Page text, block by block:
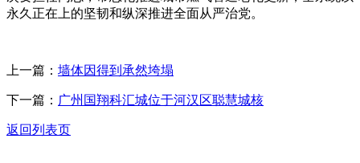
永久正在上的坚韧和纵深推进全面从严治党。
上一篇： 墙体因得到承然垮塌
下一篇： 广州国翔科汇城位于河汉区聪慧城核
返回列表页